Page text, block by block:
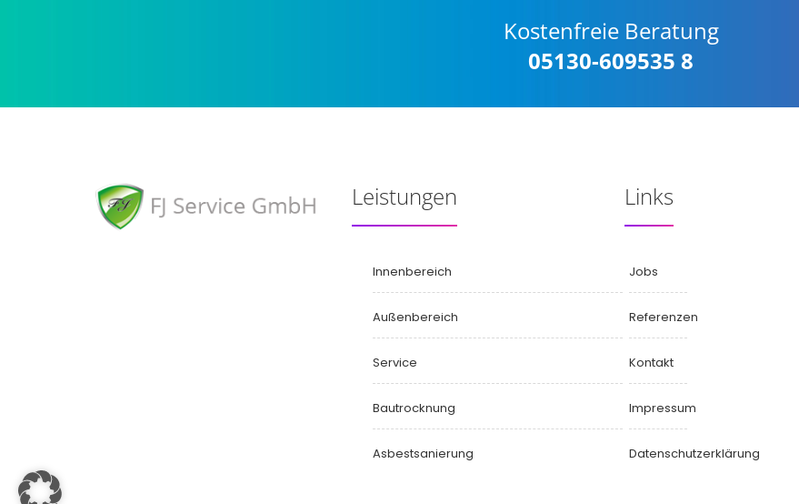
Kostenfreie Beratung
05130-609535 8
Leistungen
Innenbereich
Außenbereich
Service
Bautrocknung
Asbestsanierung
Links
Jobs
Referenzen
Kontakt
Impressum
Datenschutzerklärung